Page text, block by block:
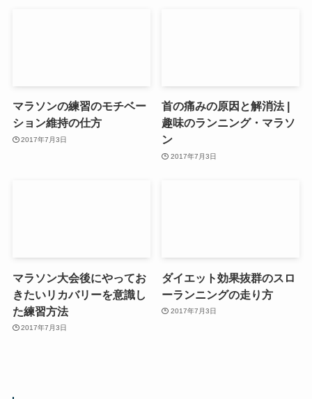
マラソンの練習のモチベー
ション維持の仕方
2017年7月3日
首の痛みの原因と解消法 |
趣味のランニング・マラソ
ン
2017年7月3日
マラソン大会後にやってお
きたいリカバリーを意識し
た練習方法
2017年7月3日
ダイエット効果抜群のスロ
ーランニングの走り方
2017年7月3日